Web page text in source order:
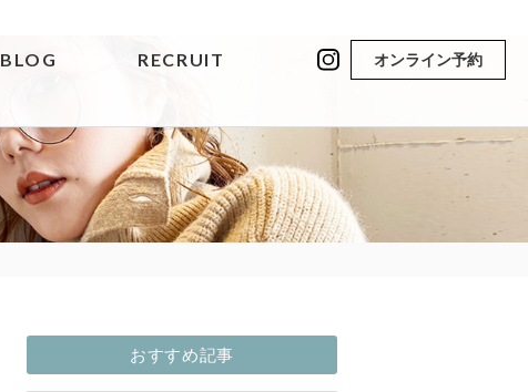
BLOG RECRUIT オンライン予約
おすすめ記事